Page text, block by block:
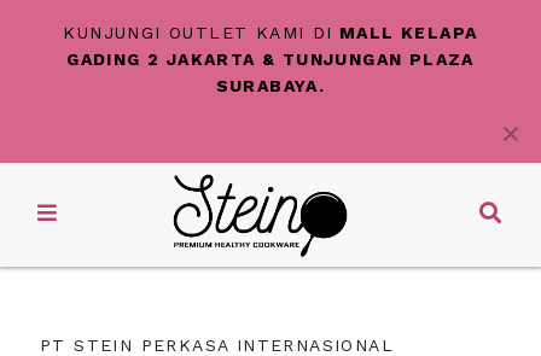
KUNJUNGI OUTLET KAMI DI MALL KELAPA
GADING 2 JAKARTA & TUNJUNGAN PLAZA
SURABAYA.
PT STEIN PERKASA INTERNASIONAL